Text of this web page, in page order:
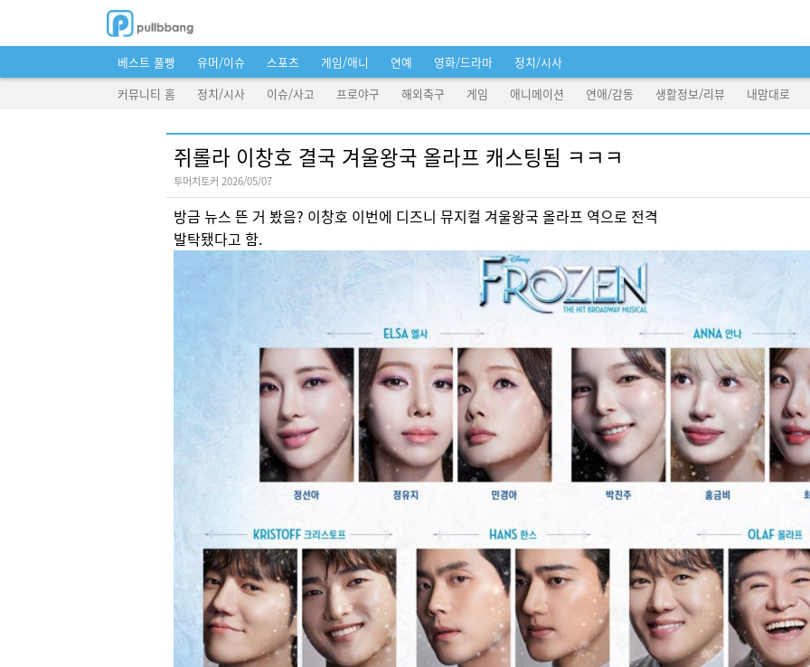
베스트 풀빵 유머/이슈 스포츠 게임/애니 연예 영화/드라마
정치/시사
커뮤니티 홈
정치/시사 이슈/사고 프로야구 해외축구 게임 애니메이션 연애/감동 생활정보/리뷰 내맘대로
쥐롤라 이창호 결국 겨울왕국 올라프 캐스팅됨 ㅋㅋㅋ
투머치토커 2026/05/07
방금 뉴스 뜬 거 봤음? 이창호 이번에 디즈니 뮤지컬 겨울왕국 올라프 역으로 전격
발탁됐다고 함.